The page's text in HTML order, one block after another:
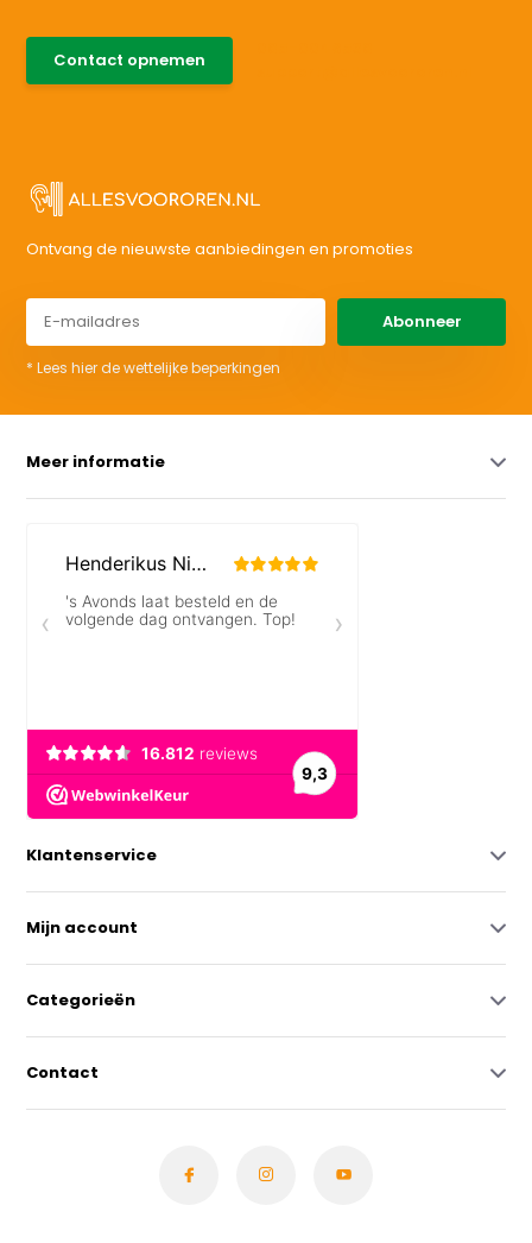
Contact opnemen
Ontvang de nieuwste aanbiedingen en promoties
Abonneer
* Lees hier de wettelijke beperkingen
Meer informatie
Klantenservice
Mijn account
Categorieën
Contact